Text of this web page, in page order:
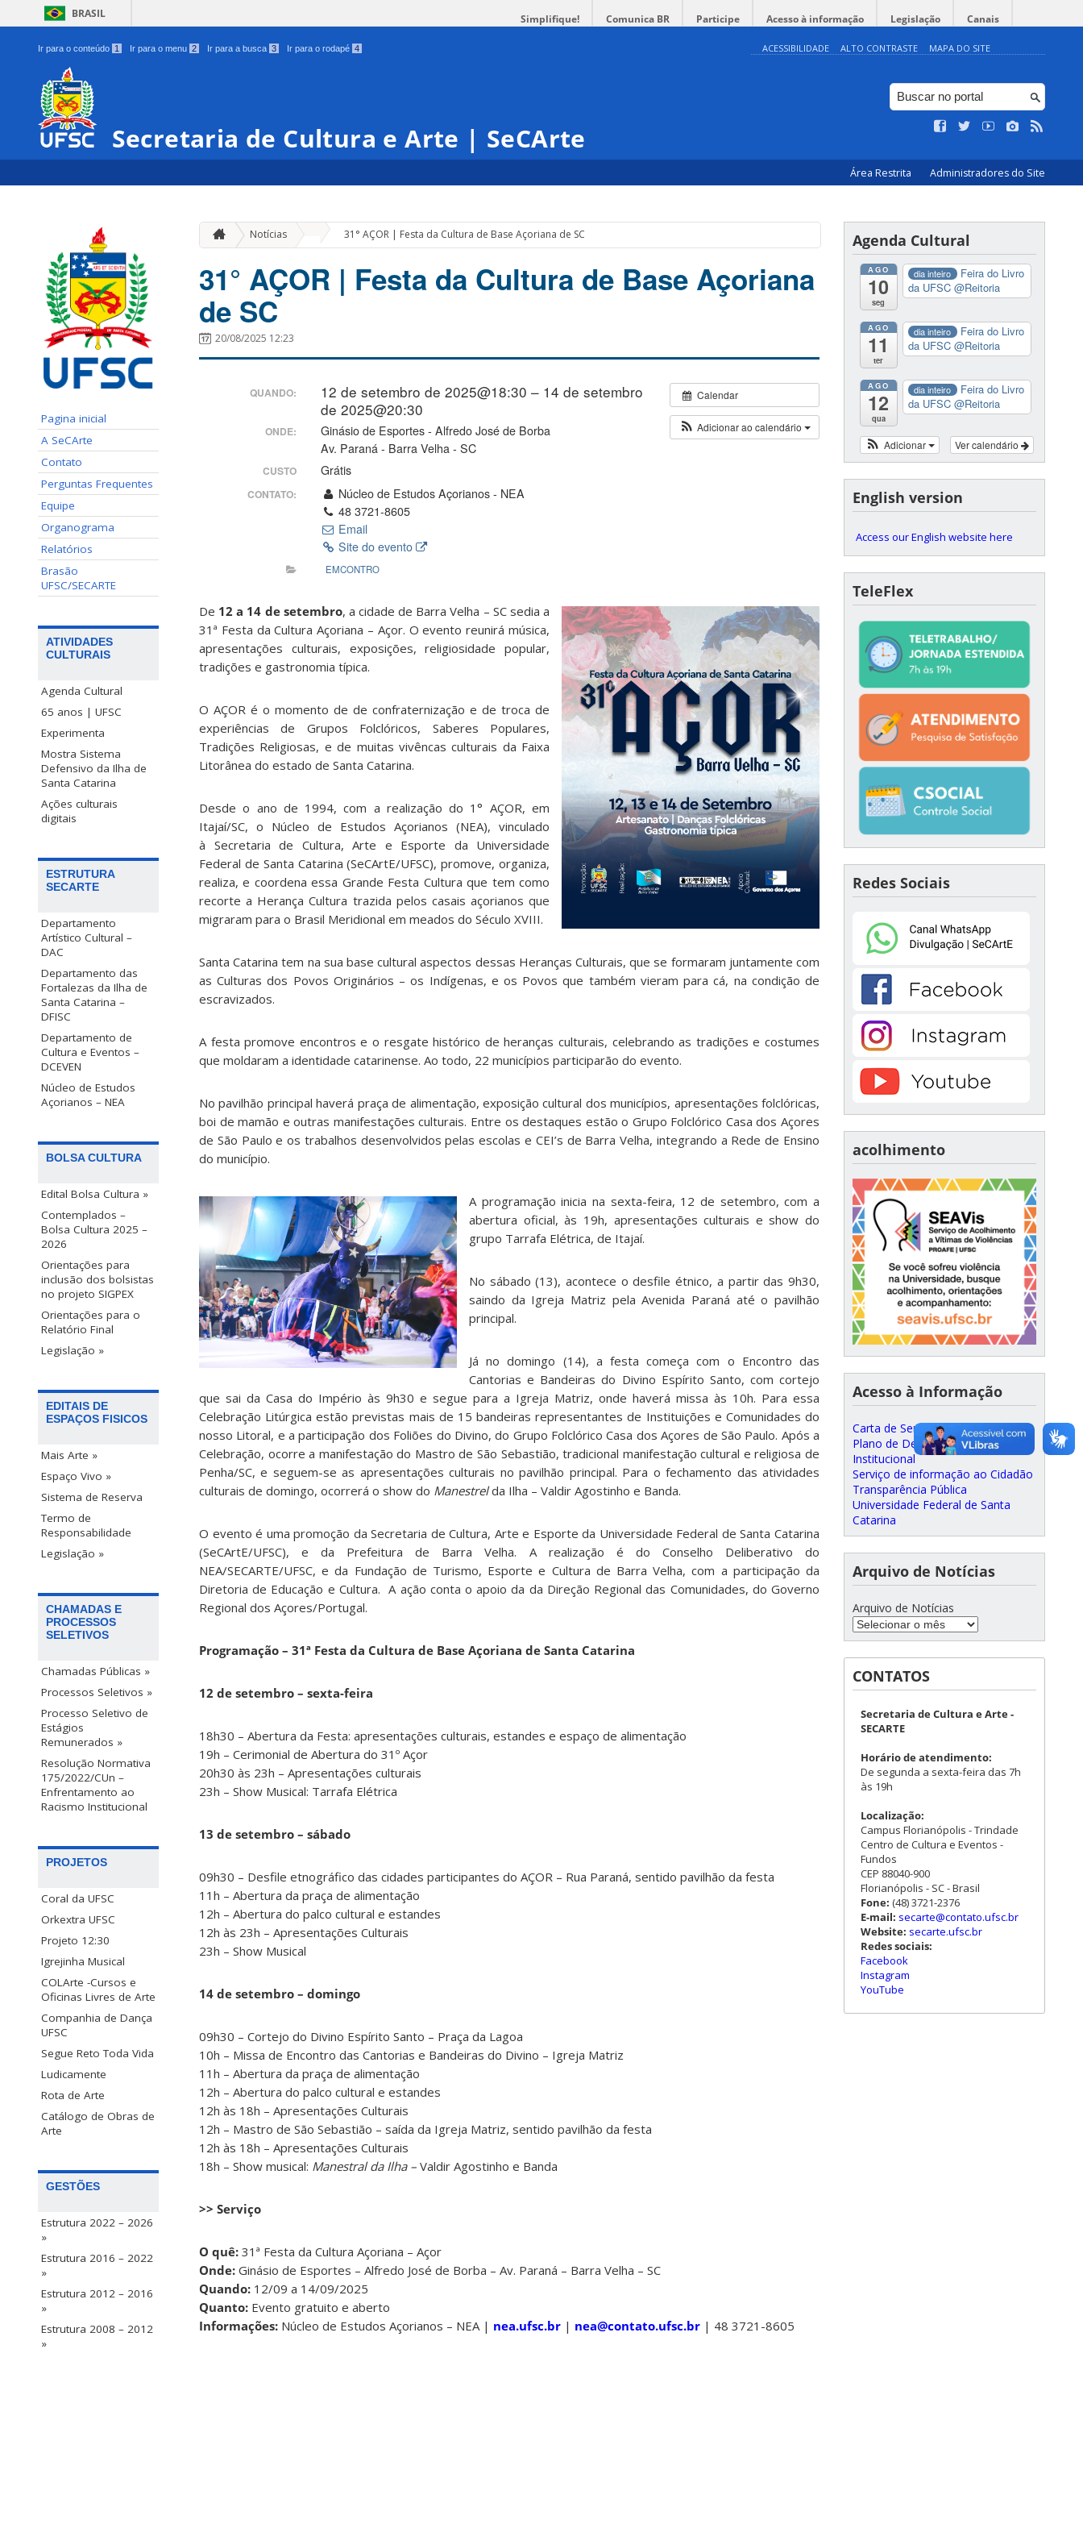
BRASIL Simplifique! Comunica BR Participe Acesso à informação Legislação Canais
Ir para o conteúdo 1 Ir para o menu 2 Ir para a busca 3 Ir para o rodapé 4 ACESSIBILIDADE ALTO CONTRASTE MAPA DO SITE
Secretaria de Cultura e Arte | SeCArte
Área Restrita Administradores do Site
Pagina inicial
A SeCArte
Contato
Perguntas Frequentes
Equipe
Organograma
Relatórios
Brasão
UFSC/SECARTE
ATIVIDADES
CULTURAIS
Agenda Cultural
65 anos | UFSC
Experimenta
Mostra Sistema
Defensivo da Ilha de
Santa Catarina
Ações culturais
digitais
ESTRUTURA
SECARTE
Departamento
Artístico Cultural –
DAC
Departamento das
Fortalezas da Ilha de
Santa Catarina –
DFISC
Departamento de
Cultura e Eventos –
DCEVEN
Núcleo de Estudos
Açorianos – NEA
BOLSA CULTURA
Edital Bolsa Cultura »
Contemplados –
Bolsa Cultura 2025 –
2026
Orientações para
inclusão dos bolsistas
no projeto SIGPEX
Orientações para o
Relatório Final
Legislação »
EDITAIS DE
ESPAÇOS FISICOS
Mais Arte »
Espaço Vivo »
Sistema de Reserva
Termo de
Responsabilidade
Legislação »
CHAMADAS E
PROCESSOS
SELETIVOS
Chamadas Públicas »
Processos Seletivos »
Processo Seletivo de
Estágios
Remunerados »
Resolução Normativa
175/2022/CUn –
Enfrentamento ao
Racismo Institucional
PROJETOS
Coral da UFSC
Orkextra UFSC
Projeto 12:30
Igrejinha Musical
COLArte -Cursos e
Oficinas Livres de Arte
Companhia de Dança
UFSC
Segue Reto Toda Vida
Ludicamente
Rota de Arte
Catálogo de Obras de
Arte
GESTÕES
Estrutura 2022 – 2026
»
Estrutura 2016 – 2022
»
Estrutura 2012 – 2016
»
Estrutura 2008 – 2012
»
Notícias 31° AÇOR | Festa da Cultura de Base Açoriana de SC
31° AÇOR | Festa da Cultura de Base Açoriana
de SC
20/08/2025 12:23
Calendar
Adicionar ao calendário
QUANDO:
12 de setembro de 2025@18:30 – 14 de setembro
de 2025@20:30
ONDE:
Ginásio de Esportes - Alfredo José de Borba
Av. Paraná - Barra Velha - SC
CUSTO Grátis
CONTATO:
Núcleo de Estudos Açorianos - NEA
48 3721-8605
Email
Site do evento
EMCONTRO
De 12 a 14 de setembro, a cidade de Barra Velha – SC sedia a
31ª Festa da Cultura Açoriana – Açor. O evento reunirá música,
apresentações culturais, exposições, religiosidade popular,
tradições e gastronomia típica.
O AÇOR é o momento de de confraternização e de troca de
experiências de Grupos Folclóricos, Saberes Populares,
Tradições Religiosas, e de muitas vivêncas culturais da Faixa
Litorânea do estado de Santa Catarina.
Desde o ano de 1994, com a realização do 1° AÇOR, em
Itajaí/SC, o Núcleo de Estudos Açorianos (NEA), vinculado
à Secretaria de Cultura, Arte e Esporte da Universidade
Federal de Santa Catarina (SeCArtE/UFSC), promove, organiza,
realiza, e coordena essa Grande Festa Cultura que tem como
recorte a Herança Cultura trazida pelos casais açorianos que
migraram para o Brasil Meridional em meados do Século XVIII.
Santa Catarina tem na sua base cultural aspectos dessas Heranças Culturais, que se formaram juntamente com
as Culturas dos Povos Originários – os Indígenas, e os Povos que também vieram para cá, na condição de
escravizados.
A festa promove encontros e o resgate histórico de heranças culturais, celebrando as tradições e costumes
que moldaram a identidade catarinense. Ao todo, 22 municípios participarão do evento.
No pavilhão principal haverá praça de alimentação, exposição cultural dos municípios, apresentações folclóricas,
boi de mamão e outras manifestações culturais. Entre os destaques estão o Grupo Folclórico Casa dos Açores
de São Paulo e os trabalhos desenvolvidos pelas escolas e CEI’s de Barra Velha, integrando a Rede de Ensino
do município.
A programação inicia na sexta-feira, 12 de setembro, com a
abertura oficial, às 19h, apresentações culturais e show do
grupo Tarrafa Elétrica, de Itajaí.
No sábado (13), acontece o desfile étnico, a partir das 9h30,
saindo da Igreja Matriz pela Avenida Paraná até o pavilhão
principal.
Já no domingo (14), a festa começa com o Encontro das
Cantorias e Bandeiras do Divino Espírito Santo, com cortejo
que sai da Casa do Império às 9h30 e segue para a Igreja Matriz, onde haverá missa às 10h. Para essa
Celebração Litúrgica estão previstas mais de 15 bandeiras representantes de Instituições e Comunidades do
nosso Litoral, e a participação dos Foliões do Divino, do Grupo Folclórico Casa dos Açores de São Paulo. Após a
Celebração, ocorre a manifestação do Mastro de São Sebastião, tradicional manifestação cultural e religiosa de
Penha/SC, e seguem-se as apresentações culturais no pavilhão principal. Para o fechamento das atividades
culturais de domingo, ocorrerá o show do Manestrelda Ilha – Valdir Agostinho e Banda.
O evento é uma promoção da Secretaria de Cultura, Arte e Esporte da Universidade Federal de Santa Catarina
(SeCArtE/UFSC), e da Prefeitura de Barra Velha. A realização é do Conselho Deliberativo do
NEA/SECARTE/UFSC, e da Fundação de Turismo, Esporte e Cultura de Barra Velha, com a participação da
Diretoria de Educação e Cultura. A ação conta o apoio da da Direção Regional das Comunidades, do Governo
Regional dos Açores/Portugal.
Programação – 31ª Festa da Cultura de Base Açoriana de Santa Catarina
12 de setembro – sexta-feira
18h30 – Abertura da Festa: apresentações culturais, estandes e espaço de alimentação
19h – Cerimonial de Abertura do 31º Açor
20h30 às 23h – Apresentações culturais
23h – Show Musical: Tarrafa Elétrica
13 de setembro – sábado
09h30 – Desfile etnográfico das cidades participantes do AÇOR – Rua Paraná, sentido pavilhão da festa
11h – Abertura da praça de alimentação
12h – Abertura do palco cultural e estandes
12h às 23h – Apresentações Culturais
23h – Show Musical
14 de setembro – domingo
09h30 – Cortejo do Divino Espírito Santo – Praça da Lagoa
10h – Missa de Encontro das Cantorias e Bandeiras do Divino – Igreja Matriz
11h – Abertura da praça de alimentação
12h – Abertura do palco cultural e estandes
12h às 18h – Apresentações Culturais
12h – Mastro de São Sebastião – saída da Igreja Matriz, sentido pavilhão da festa
12h às 18h – Apresentações Culturais
18h – Show musical: Manestral da Ilha – Valdir Agostinho e Banda
>> Serviço
O quê: 31ª Festa da Cultura Açoriana – Açor
Onde: Ginásio de Esportes – Alfredo José de Borba – Av. Paraná – Barra Velha – SC
Quando: 12/09 a 14/09/2025
Quanto: Evento gratuito e aberto
Informações: Núcleo de Estudos Açorianos – NEA | nea.ufsc.br | nea@contato.ufsc.br | 48 3721-8605
Agenda Cultural
AGO
10
seg
dia inteiro
Feira do Livro
da UFSC @Reitoria
AGO
11
ter
dia inteiro
Feira do Livro
da UFSC @Reitoria
AGO
12
qua
dia inteiro
Feira do Livro
da UFSC @Reitoria
Ver calendário
Adicionar
English version
Access our English website here
TeleFlex
Redes Sociais
acolhimento
Acesso à Informação
Carta de Serviços ao Cidadão
Plano de Desenvolvimento
Institucional
Serviço de informação ao Cidadão
Transparência Pública
Universidade Federal de Santa
Catarina
Arquivo de Notícias
Arquivo de Notícias
CONTATOS
Secretaria de Cultura e Arte -
SECARTE
Horário de atendimento:
De segunda a sexta-feira das 7h
às 19h
Localização:
Campus Florianópolis - Trindade
Centro de Cultura e Eventos -
Fundos
CEP 88040-900
Florianópolis - SC - Brasil
Fone: (48) 3721-2376
E-mail: secarte@contato.ufsc.br
Website: secarte.ufsc.br
Redes sociais:
Facebook
Instagram
YouTube